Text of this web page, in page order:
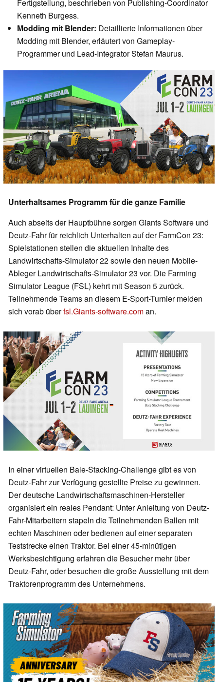
Fertigstellung, beschrieben von Publishing-Coordinator
Kenneth Burgess.
Modding mit Blender: Detaillierte Informationen über
Modding mit Blender, erläutert von Gameplay-
Programmer und Lead-Integrator Stefan Maurus.
Unterhaltsames Programm für die ganze Familie
Auch abseits der Hauptbühne sorgen Giants Software und
Deutz-Fahr für reichlich Unterhalten auf der FarmCon 23:
Spielstationen stellen die aktuellen Inhalte des
Landwirtschafts-Simulator 22 sowie den neuen Mobile-
Ableger Landwirtschafts-Simulator 23 vor. Die Farming
Simulator League (FSL) kehrt mit Season 5 zurück.
Teilnehmende Teams an diesem E-Sport-Turnier melden
sich vorab überfsl.Giants-software.coman.
In einer virtuellen Bale-Stacking-Challenge gibt es von
Deutz-Fahr zur Verfügung gestellte Preise zu gewinnen.
Der deutsche Landwirtschaftsmaschinen-Hersteller
organisiert ein reales Pendant: Unter Anleitung von Deutz-
Fahr-Mitarbeitern stapeln die Teilnehmenden Ballen mit
echten Maschinen oder bedienen auf einer separaten
Teststrecke einen Traktor. Bei einer 45-minütigen
Werksbesichtigung erfahren die Besucher mehr über
Deutz-Fahr, oder besuchen die große Ausstellung mit dem
Traktorenprogramm des Unternehmens.